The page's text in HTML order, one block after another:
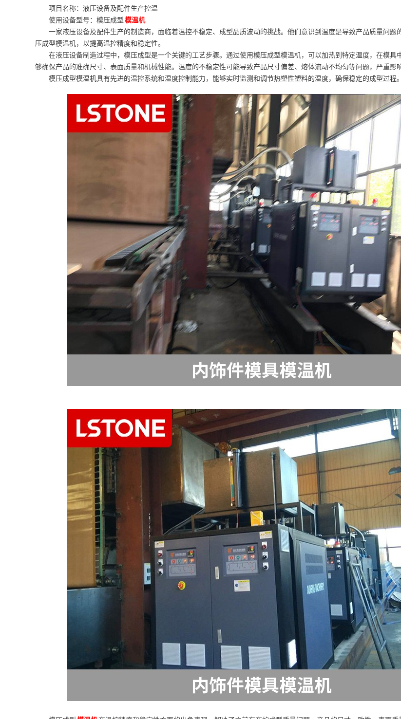
项目名称：液压设备及配件生产控温
使用设备型号：模压成型模温机
一家液压设备及配件生产的制造商，面临着温控不稳定、成型品质波动的挑战。他们意识到温度是导致产品质量问题
压成型模温机，以提高温控精度和稳定性。
在液压设备制造过程中，模压成型是一个关键的工艺步骤。通过使用模压成型模温机，可以加热到特定温度，在模具
够确保产品的准确尺寸、表面质量和机械性能。温度的不稳定性可能导致产品尺寸偏差、熔体流动不均匀等问题，严重影
模压成型模温机具有先进的温控系统和温度控制能力，能够实时监测和调节热塑性塑料的温度，确保稳定的成型过程。